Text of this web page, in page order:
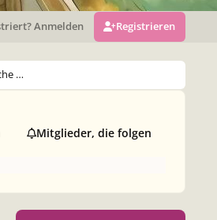
Anmelden Registrieren
…
Mitglieder, die folgen